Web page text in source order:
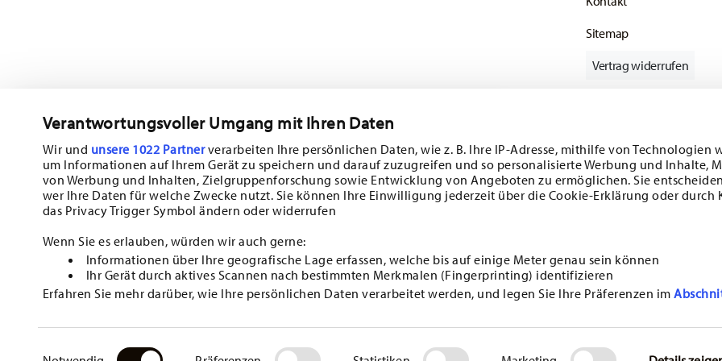
Verantwortungsvoller Umgang mit Ihren Daten
Wir und unsere 1022 Partnerverarbeiten Ihre persönlichen Daten, wie z. B. Ihre IP-Adresse, mithilfe von Technologien
um Informationen auf Ihrem Gerät zu speichern und darauf zuzugreifen und so personalisierte Werbung und Inhalte,
von Werbung und Inhalten, Zielgruppenforschung sowie Entwicklung von Angeboten zu ermöglichen. Sie
wer Ihre Daten für welche Zwecke nutzt. Sie können Ihre Einwilligung jederzeit über die Cookie-Erklärung oder durch
das Privacy Trigger Symbol ändern oder widerrufen
Wenn Sie es erlauben, würden wir auch gerne:
Informationen über Ihre geografische Lage erfassen, welche bis auf einige Meter genau sein können
Ihr Gerät durch aktives Scannen nach bestimmten Merkmalen (Fingerprinting) identifizieren
Erfahren Sie mehr darüber, wie Ihre persönlichen Daten verarbeitet werden, und legen Sie Ihre Präferenzen im
Zugriffe auf unsere Website zu analysieren. Außerdem geben wir Informationen zu Ihrer Verwendung unserer Website
Einwilligungsauswahl
Sitemap
Vertrag widerrufen
Folgen Sie uns auf
Design & Funktionalität für Ihr Zuhause
HOMEPAGE AGB DATENSCHUTZHINWEISE IMPRESSUM COOKIE-EINWILLIGUNG
ALLE PREISE INKL. MWST. UNDZZGL. VERSANDKOSTEN.
© 2025 ROSENTHAL GMBH. ALL RIGHTS RESERVED
Abonnieren Sie unseren Newsletter und erhalten Sie einen Rabatt im Wert von
10%!
Halten Sie sich über Neuigkeiten, Trends und
Sonderangebote auf dem Laufenden.
Insert your email to register for the newsletters
ANMELDENi